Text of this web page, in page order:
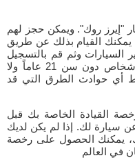
"إيرز روك". ويمكن حجز لهم
يمكنك القيام بذلك عن طريق
السيارات وثم قم بالتسجيل
عبر الإنترنت. نضع في اعتبارنا، أن الأشخاص دون سن 21 عاماً ولا
أي حوادث الطرق التي قد
القيادة الخاصة بك قبل
سيارة لك. إذا لم يكن لديك
يمكنك الحصول على رخصة